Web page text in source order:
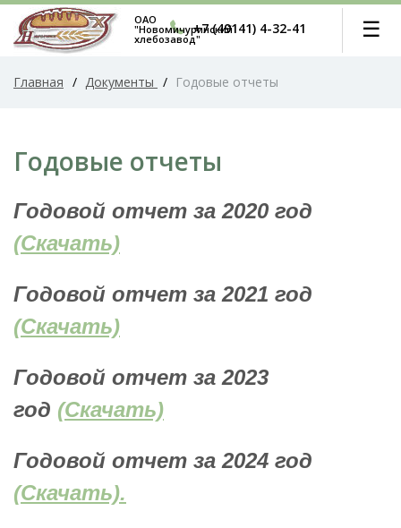
ОАО
"Новомичуринский
хлебозавод"
+7 (49141) 4-32-41 ☰
Главная / Документы / Годовые отчеты
Годовые отчеты
Годовой отчет за 2020 год
(Скачать)
Годовой отчет за 2021 год
(Скачать)
Годовой отчет за 2023
год (Скачать)
Годовой отчет за 2024 год
(Скачать).